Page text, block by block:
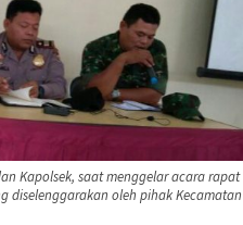
Kapolsek, saat menggelar acara rapat
diselenggarakan oleh pihak Kecamatan